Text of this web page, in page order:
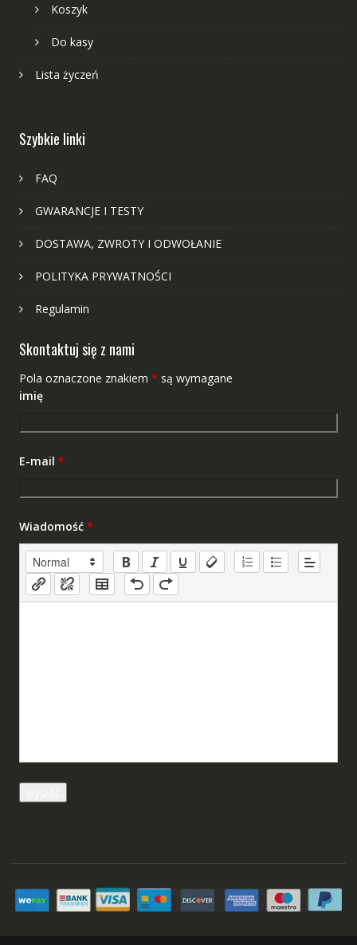
Koszyk
Do kasy
Lista życzeń
Szybkie linki
FAQ
GWARANCJE I TESTY
DOSTAWA, ZWROTY I ODWOŁANIE
POLITYKA PRYWATNOŚCI
Regulamin
Skontaktuj się z nami
Pola oznaczone znakiem * są wymagane
imię
E-mail *
Wiadomość *